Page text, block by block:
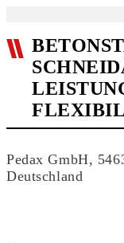
Pedax GmbH,
Deutschland